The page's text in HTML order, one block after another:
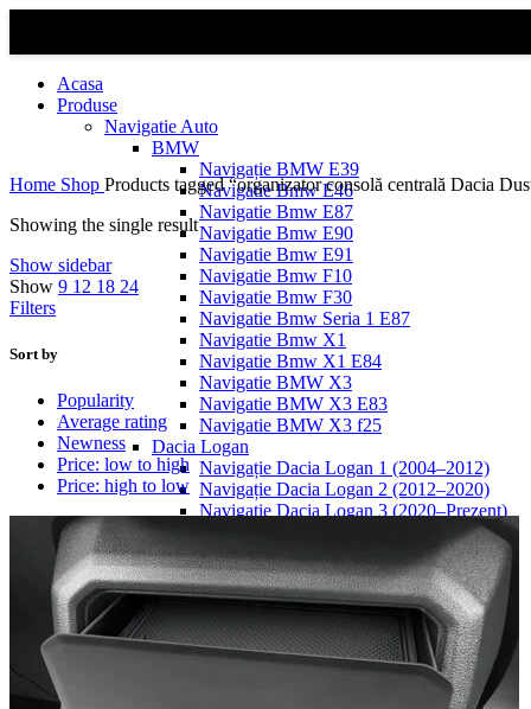
Acasa
Produse
Navigatie Auto
BMW
Navigație BMW E39
Navigatie Bmw E46
Navigatie Bmw E87
Navigatie Bmw E90
Navigatie Bmw E91
Navigatie Bmw F10
Navigatie Bmw F30
Navigatie Bmw Seria 1 E87
Navigatie Bmw X1
Navigatie Bmw X1 E84
Navigatie BMW X3
Navigatie BMW X3 E83
Navigatie BMW X3 f25
Dacia Logan
Navigație Dacia Logan 1 (2004–2012)
Navigație Dacia Logan 2 (2012–2020)
Navigație Dacia Logan 3 (2020–Prezent)
Dacia Duster
Navigatie Duster 2011
Navigatie Duster 2019
Audi
Navigatie Audi A3 8p
Navigatie Audi A4
Navigatie Audi A4 B6
Home Shop Products tagged “organizator consolă centrală Dacia
Showing the single result
Show sidebar
Show 9 12 18 24
Filters
Sort by
Popularity
Average rating
Newness
Price: low to high
Price: high to low